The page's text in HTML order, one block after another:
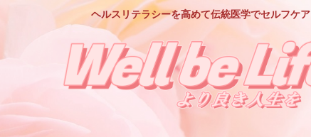
ヘルスリテラシーを高めて伝統医学でセルフケア